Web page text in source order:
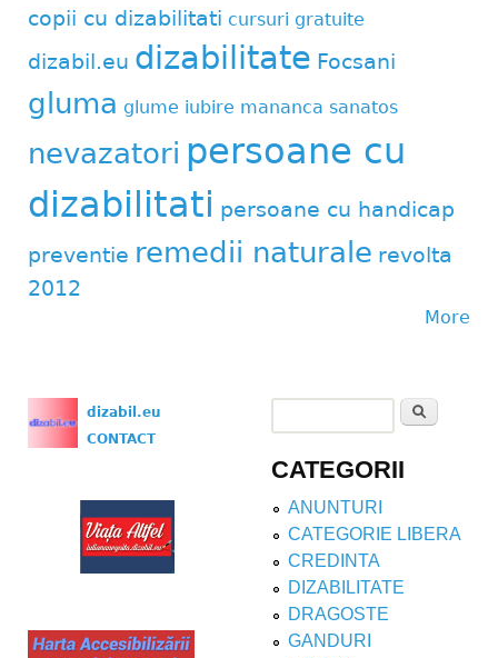
copii cu dizabilitati cursuri gratuite
dizabil.eu dizabilitate Focsani
gluma glume iubire mananca sanatos
nevazatori persoane cu
dizabilitati persoane cu handicap
preventie remedii naturale revolta
2012
More
dizabil.eu
CONTACT
Search form
CATEGORII
ANUNTURI
CATEGORIE LIBERA
CREDINTA
DIZABILITATE
DRAGOSTE
GANDURI